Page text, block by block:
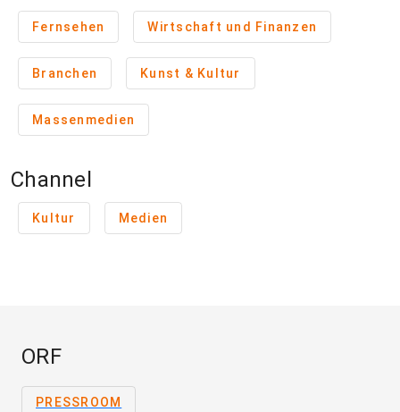
Fernsehen Wirtschaft und Finanzen
Branchen Kunst & Kultur
Massenmedien
Channel
Kultur Medien
ORF
PRESSROOM